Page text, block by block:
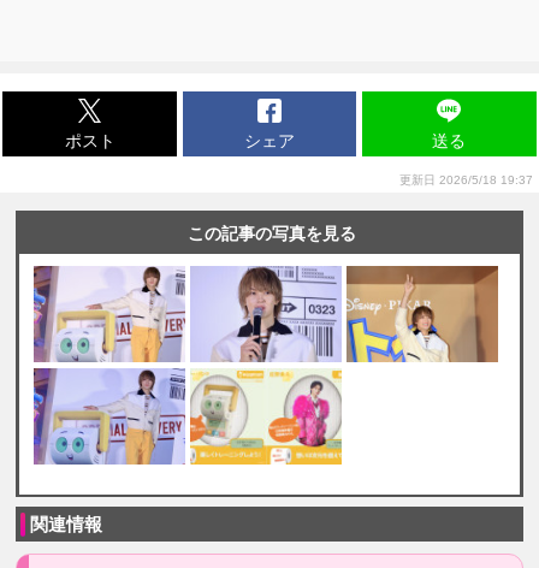
ポスト シェア 送る
更新日 2026/5/18 19:37
この記事の写真を見る
関連情報